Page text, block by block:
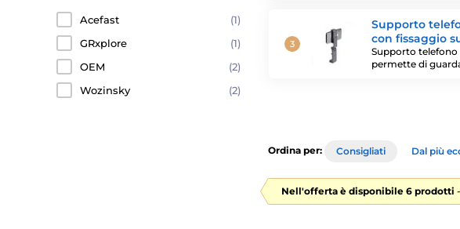
Supporto
con fissaggio
Supporto
permette di
Acefast
(1)
GRxplore
(1)
OEM
(2)
Wozinsky
(2)
Ordina per: Consigliati Dal più
Nell'offerta è disponibile 6 prodotti